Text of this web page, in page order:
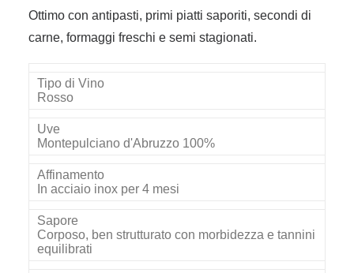
Ottimo con antipasti, primi piatti saporiti, secondi di
carne, formaggi freschi e semi stagionati.
Tipo di Vino
Rosso
Uve
Montepulciano d'Abruzzo 100%
Affinamento
In acciaio inox per 4 mesi
Sapore
Corposo, ben strutturato con morbidezza e tannini
equilibrati